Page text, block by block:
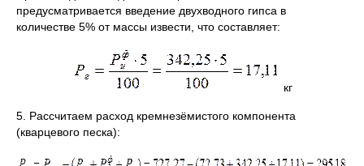
предусматривается введение двухводного гипса в
количестве 5% от массы извести, что составляет:
кг
5. Рассчитаем расход кремнезёмистого компонента
(кварцевого песка):